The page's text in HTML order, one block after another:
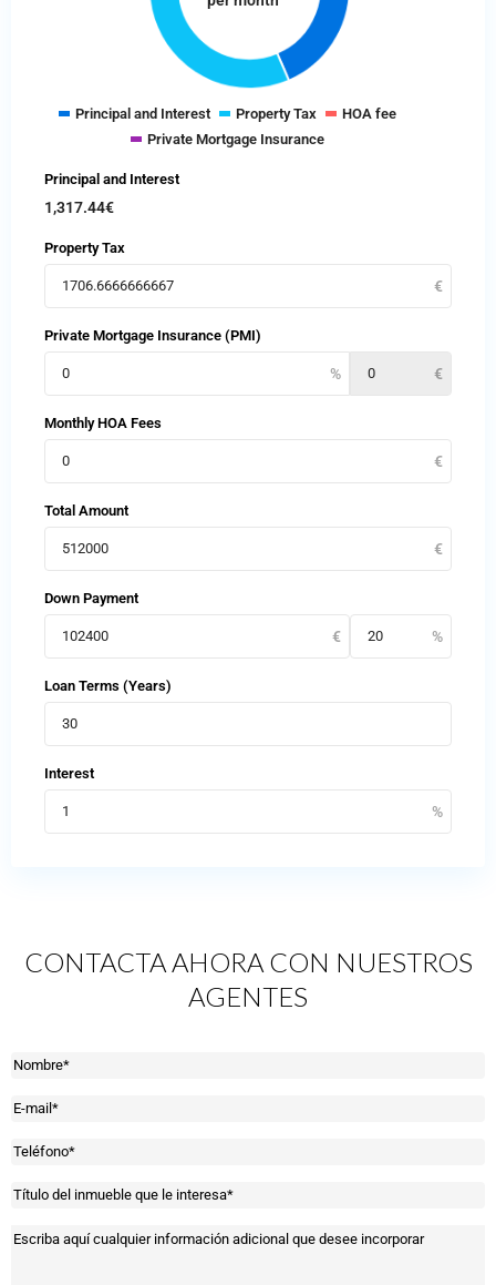
Principal and Interest Property Tax
HOA fee
Private Mortgage Insurance
Principal and Interest
1,317.44€
Property Tax
Private Mortgage Insurance (PMI)
Monthly HOA Fees
Total Amount
Down Payment
Loan Terms (Years)
Interest
CONTACTA AHORA CON NUESTROS
AGENTES